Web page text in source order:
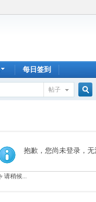
每日签到
帖子
索
抱歉，您尚未登录，
请稍候...